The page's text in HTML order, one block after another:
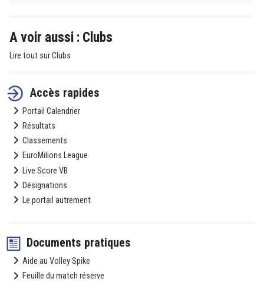
A voir aussi : Clubs
Lire tout sur Clubs
Accès rapides
Portail Calendrier
Résultats
Classements
EuroMilions League
Live Score VB
Désignations
Le portail autrement
Documents pratiques
Aide au Volley Spike
Feuille du match réserve